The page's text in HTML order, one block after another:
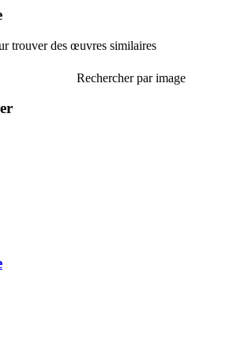
trouver des œuvres similaires
Rechercher par image